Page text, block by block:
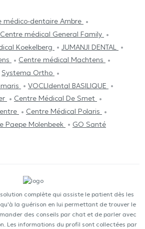
médico-dentaire Ambre
Centre médical General Family
Koekelberg
JUMANJI DENTAL
Centre médical Machtens
Systema Ortho
VOCLIdental BASILIQUE
Centre Médical De Smet
Centre Médical Polaris
Paepe Molenbeek
GO Santé
complète qui assiste le patient dès les
la guérison en lui permettant de trouver le
des conseils par chat et de parler avec
Les informations du profil sont collectées par